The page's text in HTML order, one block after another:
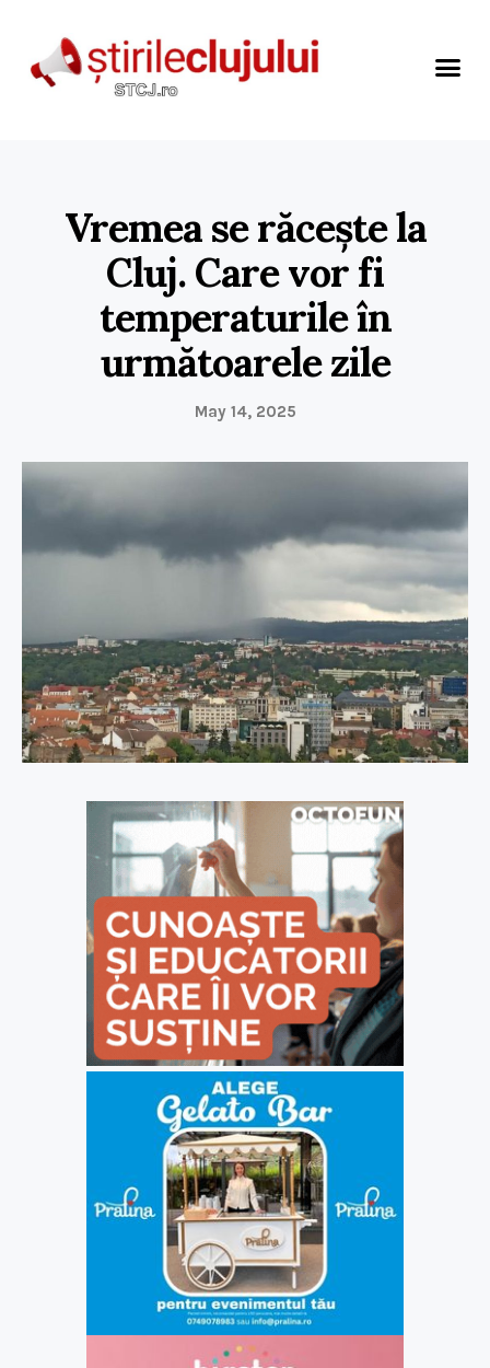
Vremea se răcește la
Cluj. Care vor fi
temperaturile în
următoarele zile
May 14, 2025